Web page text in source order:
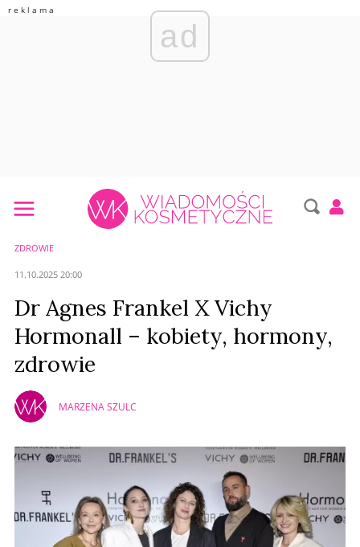
ad
ZDROWIE
11.10.2025 20:00
Dr Agnes Frankel X Vichy
Hormonall – kobiety, hormony,
zdrowie
MARZENA SZULC